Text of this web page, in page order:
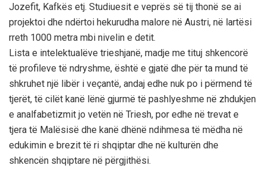
Jozefit, Kafkës etj. Studiuesit e veprës së tij thonë se ai
projektoi dhe ndërtoi hekurudha malore në Austri, në lartësi
rreth 1000 metra mbi nivelin e detit.
Lista e intelektualëve trieshjanë, madje me tituj shkencorë
të profileve të ndryshme, është e gjatë dhe për ta mund të
shkruhet një libër i veçantë, andaj edhe nuk po i përmend të
tjerët, të cilët kanë lënë gjurmë të pashlyeshme në zhdukjen
e analfabetizmit jo vetën në Triesh, por edhe në trevat e
tjera të Malësisë dhe kanë dhënë ndihmesa të mëdha në
edukimin e brezit të ri shqiptar dhe në kulturën dhe
shkencën shqiptare në përgjithësi.